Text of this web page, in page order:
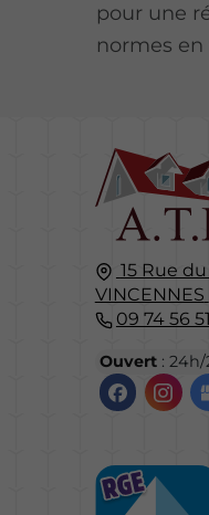
pour une
normes
15 Rue
VINCENNES
09 74 56 51
Ouvert :